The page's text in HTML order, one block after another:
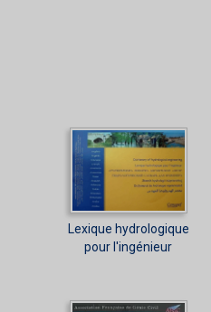
Lexique hydrologique
pour l'ingénieur